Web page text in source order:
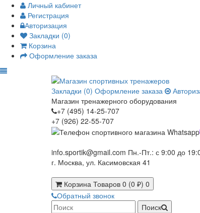
Личный кабинет
Регистрация
Авторизация
Закладки (0)
Корзина
Оформление заказа
Закладки (0) Оформление заказа
Магазин тренажерного оборудования
+7 (495) 14-25-707
+7 (926) 22-55-707
info.sportik@gmail.com Пн.-Пт.: с 9:00 до
г. Москва, ул. Касимовская 41
Корзина Товаров 0 (0 ₽) 0
Обратный звонок
Поиск